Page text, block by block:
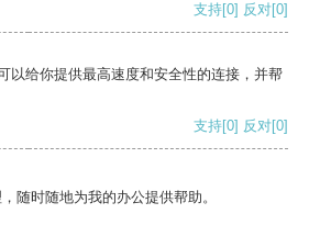
支持[0] 反对[0]
以给你提供最高速度和安全性的连接，并帮
支持[0] 反对[0]
随时随地为我的办公提供帮助。